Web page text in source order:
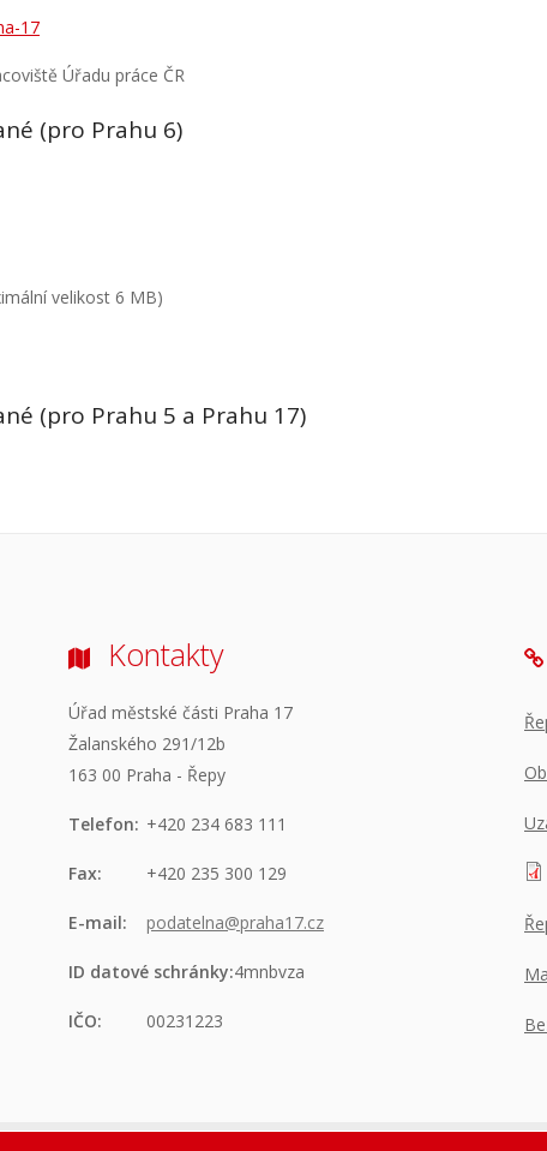
17
Úřadu práce ČR
(pro Prahu 6)
velikost 6 MB)
(pro Prahu 5 a Prahu 17)
Kontakty
Úřad městské části Praha 17
Žalanského 291/12b
163 00 Praha - Řepy
Telefon: +420 234 683 111
Fax: +420 235 300 129
E-mail: podatelna@praha17.cz
ID datové schránky:4mnbvza
IČO: 00231223